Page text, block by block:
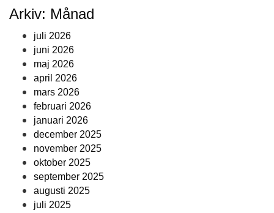
Arkiv: Månad
juli 2026
juni 2026
maj 2026
april 2026
mars 2026
februari 2026
januari 2026
december 2025
november 2025
oktober 2025
september 2025
augusti 2025
juli 2025